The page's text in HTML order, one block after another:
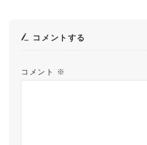
コメントする
コメント ※